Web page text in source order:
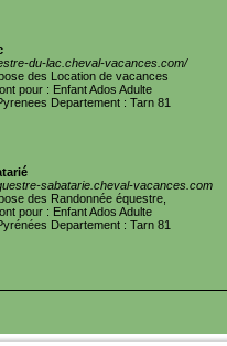
du-lac.cheval-vacances.com/
des Location de vacances
pour : Enfant Ados Adulte
Departement : Tarn 81
sabatarie.cheval-vacances.com
des Randonnée équestre,
pour : Enfant Ados Adulte
Departement : Tarn 81